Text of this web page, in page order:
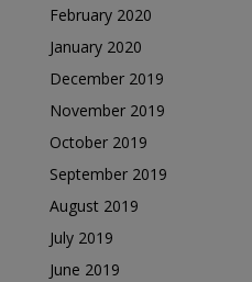
February 2020
January 2020
December 2019
November 2019
October 2019
September 2019
August 2019
July 2019
June 2019